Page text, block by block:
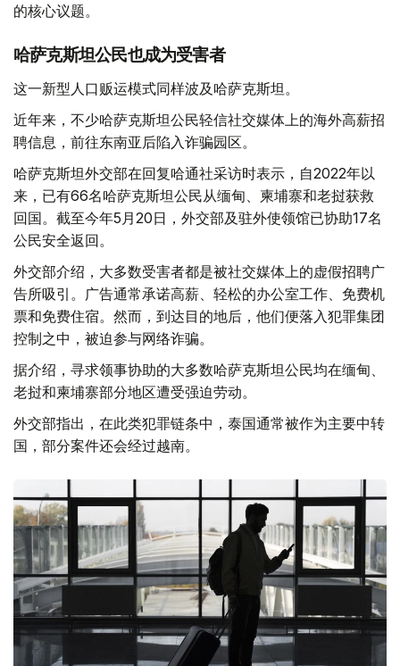
的核心议题。
哈萨克斯坦公民也成为受害者
这一新型人口贩运模式同样波及哈萨克斯坦。
近年来，不少哈萨克斯坦公民轻信社交媒体上的海外高薪招
聘信息，前往东南亚后陷入诈骗园区。
哈萨克斯坦外交部在回复哈通社采访时表示，自2022年以
来，已有66名哈萨克斯坦公民从缅甸、柬埔寨和老挝获救
回国。截至今年5月20日，外交部及驻外使领馆已协助17名
公民安全返回。
外交部介绍，大多数受害者都是被社交媒体上的虚假招聘广
告所吸引。广告通常承诺高薪、轻松的办公室工作、免费机
票和免费住宿。然而，到达目的地后，他们便落入犯罪集团
控制之中，被迫参与网络诈骗。
据介绍，寻求领事协助的大多数哈萨克斯坦公民均在缅甸、
老挝和柬埔寨部分地区遭受强迫劳动。
外交部指出，在此类犯罪链条中，泰国通常被作为主要中转
国，部分案件还会经过越南。